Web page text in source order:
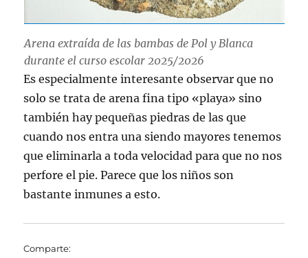
Arena extraída de las bambas de Pol y Blanca
durante el curso escolar 2025/2026
Es especialmente interesante observar que no
solo se trata de arena fina tipo «playa» sino
también hay pequeñas piedras de las que
cuando nos entra una siendo mayores tenemos
que eliminarla a toda velocidad para que no nos
perfore el pie. Parece que los niños son
bastante inmunes a esto.
Comparte: